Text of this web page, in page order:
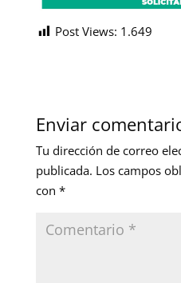
Post Views: 1.649
Enviar
Tu dirección de correo
publicada. Los campos
con *